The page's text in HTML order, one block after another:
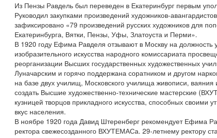
Из Пензы Равдель был переведен в Екатеринбург первым
Руководил закупками произведений художников-
зафиксировано «79 произведений русских художников для
Екатеринбурга, Вятки, Пензы, Уфы, Златоуста и Перми».
В 1920 году Ефима Равделя отзывают в Москву на должность
изобразительного искусства народного комиссариата
реорганизации Высших государственных художественных
Луначарским и горячо поддержана соратником и другом
на базе двух училищ, Московского училища живописи, ваяния
создать Высшие художественно-технические мастерские
кузницей творцов прикладного искусства, способных своими
вкус населения.
В ноябре 1920 года Давид Штеренберг рекомендует Ефима
ректора свежесозданного ВХУТЕМАСа. 29-летнему ректору